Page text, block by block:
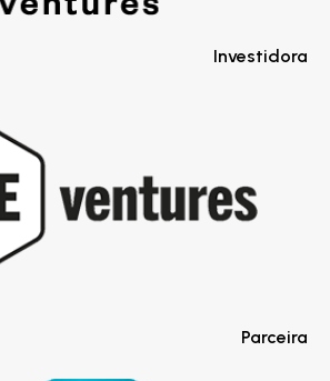
Investidora
Parceira